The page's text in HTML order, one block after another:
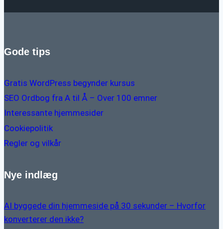
Gode tips
Gratis WordPress begynder kursus
SEO Ordbog fra A til Å – Over 100 emner
Interessante hjemmesider
Cookiepolitik
Regler og vilkår
Nye indlæg
AI byggede din hjemmeside på 30 sekunder – Hvorfor
konverterer den ikke?